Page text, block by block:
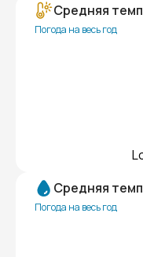
Средняя
Погода на весь год
Средняя
Погода на весь год